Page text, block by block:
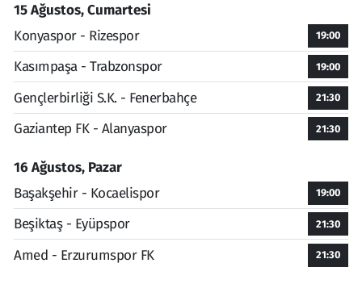
15 Ağustos, Cumartesi
Konyaspor - Rizespor
19:00
Kasımpaşa - Trabzonspor 19:00
Gençlerbirliği S.K. - Fenerbahçe 21:30
Gaziantep FK - Alanyaspor 21:30
16 Ağustos, Pazar
Başakşehir - Kocaelispor
19:00
Beşiktaş - Eyüpspor 21:30
Amed - Erzurumspor FK 21:30